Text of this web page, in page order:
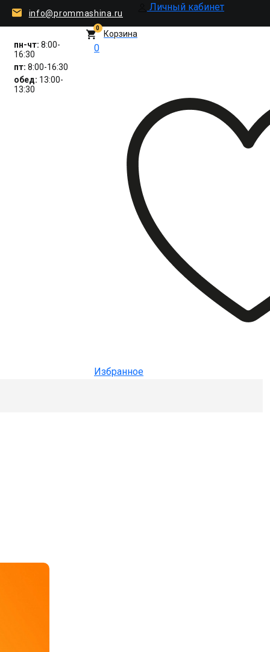
info@prommashina.ru
Личный кабинет
пн-чт: 8:00-
16:30
пт: 8:00-16:30
обед: 13:00-
13:30
0
Корзина
0
Избранное